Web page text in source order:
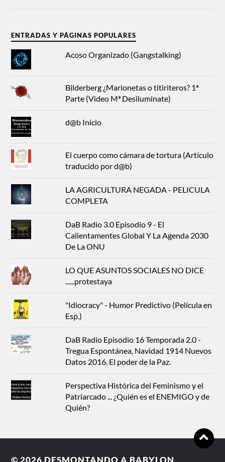
ENTRADAS Y PÁGINAS POPULARES
Acoso Organizado (Gangstalking)
Bilderberg ¿Marionetas o titiriteros? 1ª
Parte (Video Mª Desiluminate)
d@b Inicio
El cuerpo como cámara de tortura (Artículo
traducido por d@b)
LA AGRICULTURA NEGADA - PELICULA
COMPLETA
DaB Radio 3.0 Episodio 9 - El
Calientamentes Global Y La Agenda 2030
De La ONU
LO QUE ASUNTOS SOCIALES NO DICE
......protestaya
"Idiocracy" - Humor Predictivo (Película en
Esp.)
DaB Radio Episodio 16 Temporada 2.0 -
Tregua Espontánea, Navidad 1914 Nuevos
Datos 2016. El poder de la Paz.
Perspectiva Histórica del Feminismo y el
Patriarcado ... ¿Quién es el ENEMIGO y de
Quién?
© 2026 DESMONTANDO A BABYLON